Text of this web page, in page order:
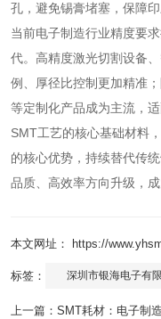
孔，避免锡膏堵塞，保障印
当前电子制造行业精度要
代。高精度激光切割设备
例、厚径比控制更加精准
等定制化产品成为主流，
SMT工艺的核心基础材料
的核心优势，持续替代传
品质、高效率方向升级，
本文网址： https://
标签： 深圳市银海电子有
上一篇： SMT耗材：电子制